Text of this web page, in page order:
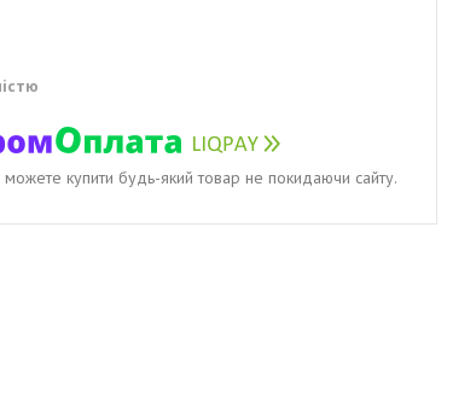
можете купити будь-який товар не покидаючи сайту.